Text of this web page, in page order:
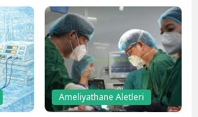
Ameliyathane Aletleri